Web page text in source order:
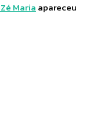
Maria apareceu